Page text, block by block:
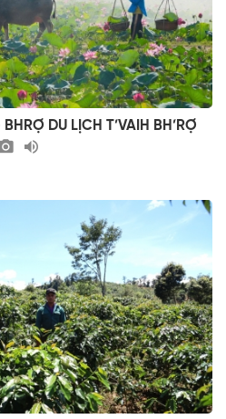
DU LỊCH T’VAIH BH’RỢ